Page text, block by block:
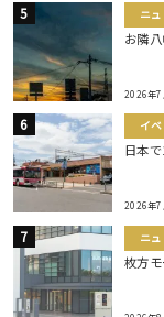
ニ
お隣
2026年7
イ
日本
2026年7
ニ
枚方